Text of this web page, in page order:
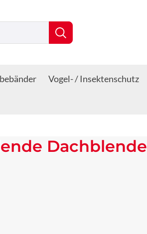
Vogel- / Insektenschutz
Dachblende